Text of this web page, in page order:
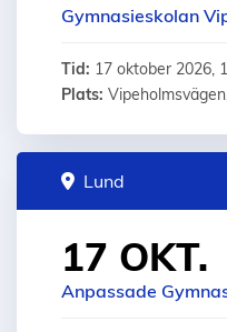
Gymnasieskolan
Tid: 17 oktober 2026,
Plats:
Lund
17 OKT.
Anpassade